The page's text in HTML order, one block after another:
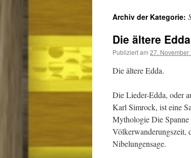
springen
Archiv der Kategorie:
Die ältere Edda
Publiziert am 27. November
Die ältere Edda.
Die Lieder-Edda, oder
Karl Simrock, ist eine
Mythologie Die Spanne
Völkerwanderungszeit,
Nibelungensage.